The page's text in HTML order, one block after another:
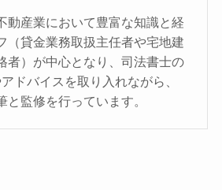
動産業において豊富な知識と経
（貸金業務取扱主任者や宅地建
者）が中心となり、司法書士の
ドバイスを取り入れながら、
と監修を行っています。